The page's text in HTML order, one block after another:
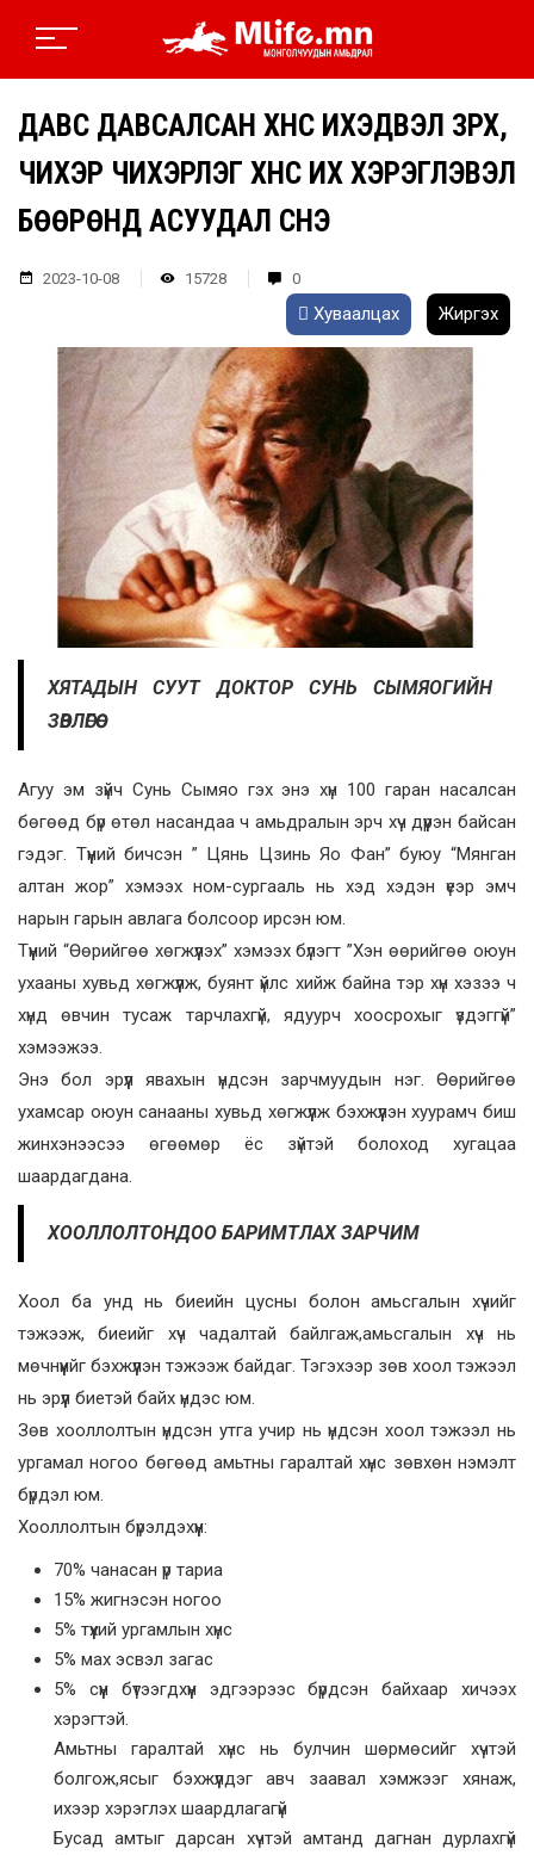
ДАВС ДАВСАЛСАН ХҮНС ИХЭДВЭЛ ЗҮРХ,
ЧИХЭР ЧИХЭРЛЭГ ХҮНС ИХ ХЭРЭГЛЭВЭЛ
БӨӨРӨНД АСУУДАЛ ҮҮСНЭ
2023-10-08 15728 0
Хуваалцах Жиргэх
ХЯТАДЫН СУУТ ДОКТОР СУНЬ СЫМЯОГИЙН
ЗӨВЛӨГӨӨ
Агуу эм зүйч Сунь Сымяо гэх энэ хүн 100 гаран насалсан
бөгөөд бүр өтөл насандаа ч амьдралын эрч хүч дүүрэн байсан
гэдэг. Түүний бичсэн ” Цянь Цзинь Яо Фан” буюу “Мянган
алтан жор” хэмээх ном-сургааль нь хэд хэдэн үеэр эмч
нарын гарын авлага болсоор ирсэн юм.
Түүний “Өөрийгөө хөгжүүлэх” хэмээх бүлэгт ”Хэн өөрийгөө оюун
ухааны хувьд хөгжүүлж, буянт үйлс хийж байна тэр хүн хэзээ ч
хүнд өвчин тусаж тарчлахгүй, ядуурч хоосрохыг үздэггүй”
хэмээжээ.
Энэ бол эрүүл явахын үндсэн зарчмуудын нэг. Өөрийгөө
ухамсар оюун санааны хувьд хөгжүүлж бэхжүүлэн хуурамч биш
жинхэнээсээ өгөөмөр ёс зүйтэй болоход хугацаа
шаардагдана.
ХООЛЛОЛТОНДОО БАРИМТЛАХ ЗАРЧИМ
Хоол ба унд нь биеийн цусны болон амьсгалын хүчийг
тэжээж, биеийг хүч чадалтай байлгаж,амьсгалын хүч нь
мөчнүүийг бэхжүүлэн тэжээж байдаг. Тэгэхээр зөв хоол тэжээл
нь эрүүл биетэй байх үндэс юм.
Зөв хооллолтын үндсэн утга учир нь үндсэн хоол тэжээл нь
ургамал ногоо бөгөөд амьтны гаралтай хүнс зөвхөн нэмэлт
бүрдэл юм.
Хооллолтын бүрэлдэхүүн:
70% чанасан үр тариа
15% жигнэсэн ногоо
5% түүхий ургамлын хүнс
5% мах эсвэл загас
5% сүүн бүтээгдхүүн эдгээрээс бүрдсэн байхаар хичээх
хэрэгтэй.
Амьтны гаралтай хүнс нь булчин шөрмөсийг хүчтэй
болгож,ясыг бэхжүүлдэг авч заавал хэмжээг хянаж,
ихээр хэрэглэх шаардлагагүй
Бусад амтыг дарсан хүчтэй амтанд дагнан дурлахгүй